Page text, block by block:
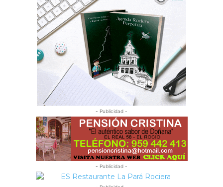
- Publicidad -
- Publicidad -